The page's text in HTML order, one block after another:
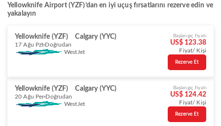
Yellowknife Airport (YZF)’dan en iyi uçuş fırsatlarını rezerve edin ve
yakalayın
Yellowknife (YZF) Calgary (YYC)
17 Ağu Pzt Doğrudan
WestJet
Başlangıç fiyatı
US$ 123.38
Fiyat/ Kişi
Rezerve Et
Yellowknife (YZF) Calgary (YYC)
20 Ağu Per Doğrudan
WestJet
Başlangıç fiyatı
US$ 124.42
Fiyat/ Kişi
Rezerve Et